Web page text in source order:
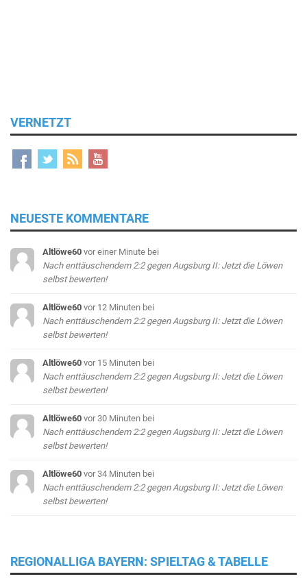
VERNETZT
NEUESTE KOMMENTARE
Altlöwe60 vor einer Minute bei
Nach enttäuschendem 2:2 gegen Augsburg II: Jetzt die Löwen
selbst bewerten!
Altlöwe60 vor 12 Minuten bei
Nach enttäuschendem 2:2 gegen Augsburg II: Jetzt die Löwen
selbst bewerten!
Altlöwe60 vor 15 Minuten bei
Nach enttäuschendem 2:2 gegen Augsburg II: Jetzt die Löwen
selbst bewerten!
Altlöwe60 vor 30 Minuten bei
Nach enttäuschendem 2:2 gegen Augsburg II: Jetzt die Löwen
selbst bewerten!
Altlöwe60 vor 34 Minuten bei
Nach enttäuschendem 2:2 gegen Augsburg II: Jetzt die Löwen
selbst bewerten!
REGIONALLIGA BAYERN: SPIELTAG & TABELLE